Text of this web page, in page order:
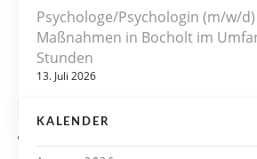
a
Psychologe/Psychologin (m/w/
Maßnahmen in Bocholt im
Stunden
13. Juli 2026
KALENDER